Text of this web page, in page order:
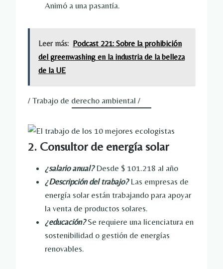
Animó a una pasantía.
Leer más: Podcast 221: Sobre la prohibición
del greenwashing en la industria de la belleza
de la UE
/ Trabajo de derecho ambiental /
2. Consultor de energía solar
¿salario anual?Desde $ 101.218 al año
¿Descripción del trabajo?Las empresas de
energía solar están trabajando para apoyar
la venta de productos solares.
¿educación?Se requiere una licenciatura en
sostenibilidad o gestión de energías
renovables.